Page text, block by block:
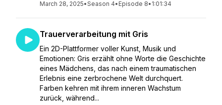
March 28, 2025•Season 4• Episode 8• 1:01:34
Trauerverarbeitung mit Gris
Ein 2D-Plattformer voller Kunst, Musik und
Emotionen: Gris erzählt ohne Worte die Geschichte
eines Mädchens, das nach einem traumatischen
Erlebnis eine zerbrochene Welt durchquert.
Farben kehren mit ihrem inneren Wachstum
zurück, während...